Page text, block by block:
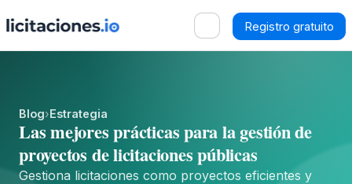
Registro gratuito
Blog›Estrategia
Las mejores prácticas para la gestión de
proyectos de licitaciones públicas
Gestiona licitaciones como proyectos eficientes y